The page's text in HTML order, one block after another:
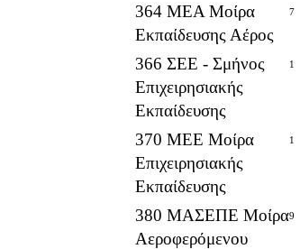
364 ΜΕΑ Μοίρα
Εκπαίδευσης Αέρος
7
366 ΣΕΕ - Σμήνος
Επιχειρησιακής
Εκπαίδευσης
1
370 ΜΕΕ Μοίρα
Επιχειρησιακής
Εκπαίδευσης
1
380 ΜΑΣΕΠΕ Μοίρα
Αεροφερόμενου
9